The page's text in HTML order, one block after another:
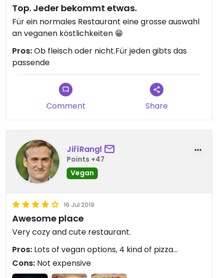
Top. Jeder bekommt etwas.
Für ein normales Restaurant eine grosse auswahl
an veganen köstlichkeiten 😁
Pros:Ob fleisch oder nicht.Für jeden gibts das
passende
Comment Share
JiříRangl
Points +47
Vegan
16 Jul 2019
Awesome place
Very cozy and cute restaurant.
Pros: Lots of vegan options, 4 kind of pizza...
Cons: Not expensive